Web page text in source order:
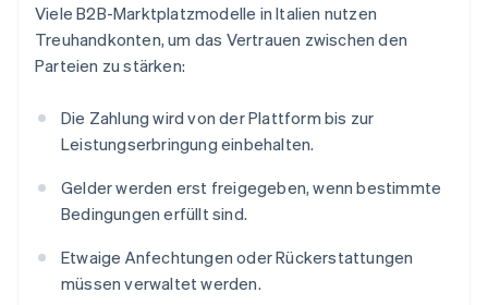
Viele B2B-Marktplatzmodelle in Italien nutzen
Treuhandkonten, um das Vertrauen zwischen den
Parteien zu stärken:
Die Zahlung wird von der Plattform bis zur
Leistungserbringung einbehalten.
Gelder werden erst freigegeben, wenn bestimmte
Bedingungen erfüllt sind.
Etwaige Anfechtungen oder Rückerstattungen
müssen verwaltet werden.